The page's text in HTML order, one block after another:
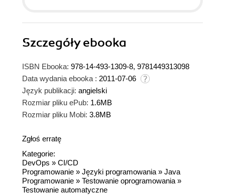
Szczegółyebooka
ISBN Ebooka: 978-14-493-1309-8, 9781449313098
Data wydania ebooka : 2011-07-06
Język publikacji: angielski
Rozmiar pliku ePub: 1.6MB
Rozmiar pliku Mobi: 3.8MB
Zgłoś erratę
Kategorie:
DevOps » CI/CD
Programowanie » Języki programowania » Java
Programowanie » Testowanie oprogramowania »
Testowanie automatyczne